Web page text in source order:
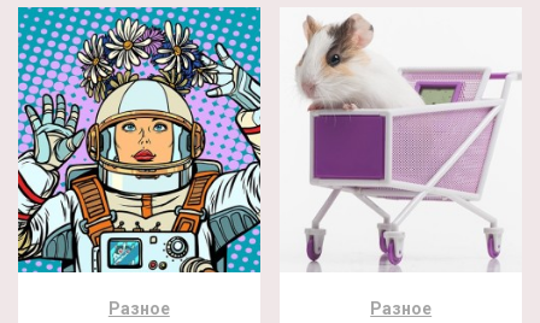
Разное Разное